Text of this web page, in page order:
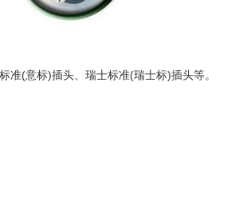
准(意标)插头、瑞士标准(瑞士标)插头等。